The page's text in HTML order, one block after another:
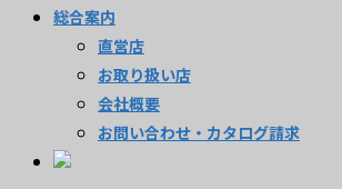
総合案内
直営店
お取り扱い店
会社概要
お問い合わせ・カタログ請求